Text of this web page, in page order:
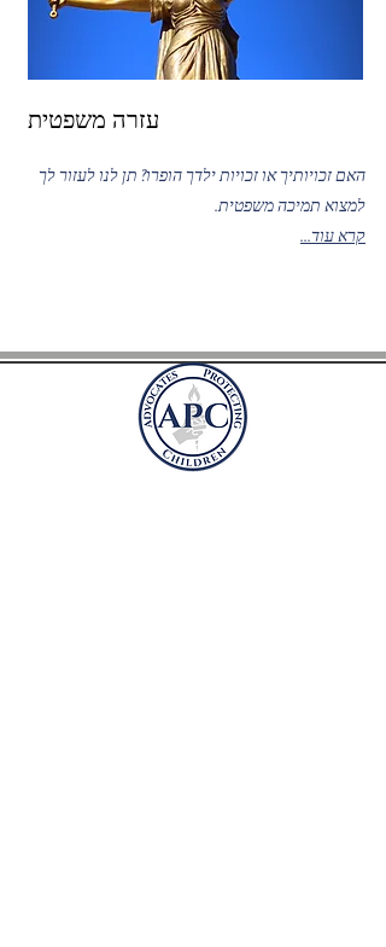
עזרה משפטית
האם זכויותיך או זכויות ילדך הופרו? תן לנו לעזור לך
למצוא תמיכה משפטית.
קרא עוד...